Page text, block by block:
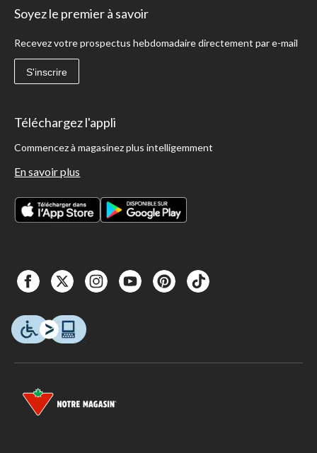
Soyez le premier à savoir
Recevez votre prospectus hebdomadaire directement par e-mail
S'inscrire
Téléchargez l'appli
Commencez à magasinez plus intelligemment
En savoir plus